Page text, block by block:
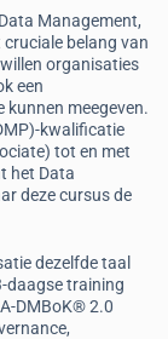
Management,
belang van
organisaties
een
meegeven.
kwalificatie
tot en met
het Data
deze cursus de
dezelfde taal
daagse training
DMBoK® 2.0